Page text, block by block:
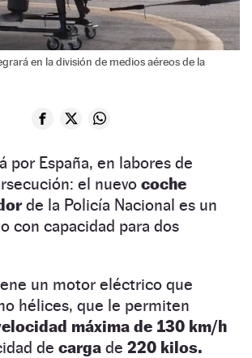
en la división de medios aéreos de la
por España, en labores de
el nuevo coche
de la Policía Nacional es un
con capacidad para dos
un motor eléctrico que
hélices, que le permiten
máxima de 130 km/h
de carga de 220 kilos.